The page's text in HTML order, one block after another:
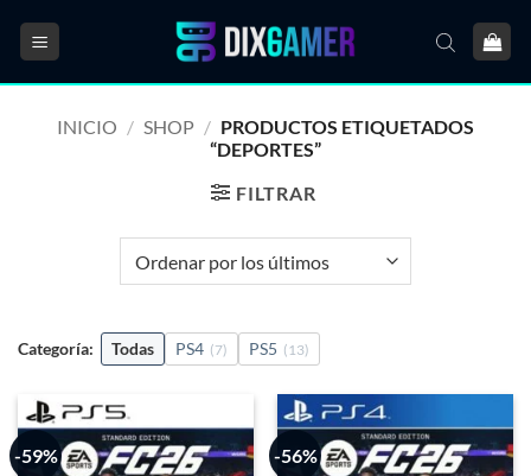
INICIO / SHOP / PRODUCTOS ETIQUETADOS
“DEPORTES”
FILTRAR
Categoría: Todas PS4 (7) PS5 (13)
-59% -56%